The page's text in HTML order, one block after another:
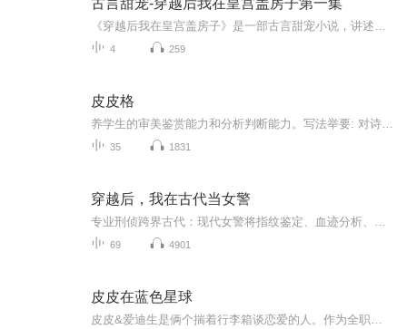
4 259
皮皮格
35 1831
穿越后，我在古代当女警
69 4901
皮皮在蓝色星球